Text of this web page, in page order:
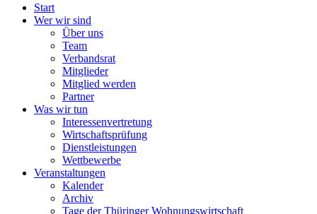
Start
Wer wir sind
Über uns
Team
Verbandsrat
Mitglieder
Mitglied werden
Partner
Was wir tun
Interessenvertretung
Wirtschaftsprüfung
Dienstleistungen
Wettbewerbe
Veranstaltungen
Kalender
Archiv
Tage der Thüringer Wohnungswirtschaft